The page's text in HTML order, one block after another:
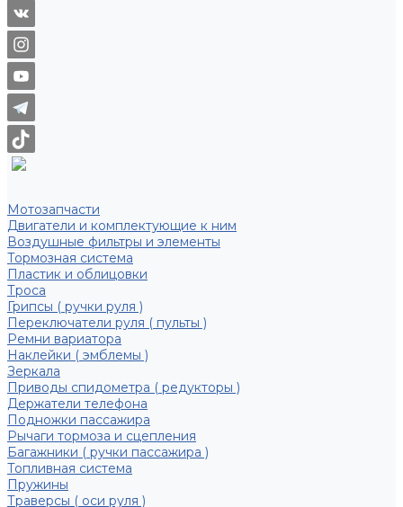
Мотозапчасти
Двигатели и комплектующие к ним
Воздушные фильтры и элементы
Тормозная система
Пластик и облицовки
Троса
Грипсы ( ручки руля )
Переключатели руля ( пульты )
Ремни вариатора
Наклейки ( эмблемы )
Зеркала
Приводы спидометра ( редукторы )
Держатели телефона
Подножки пассажира
Рычаги тормоза и сцепления
Багажники ( ручки пассажира )
Топливная система
Пружины
Траверсы ( оси руля )